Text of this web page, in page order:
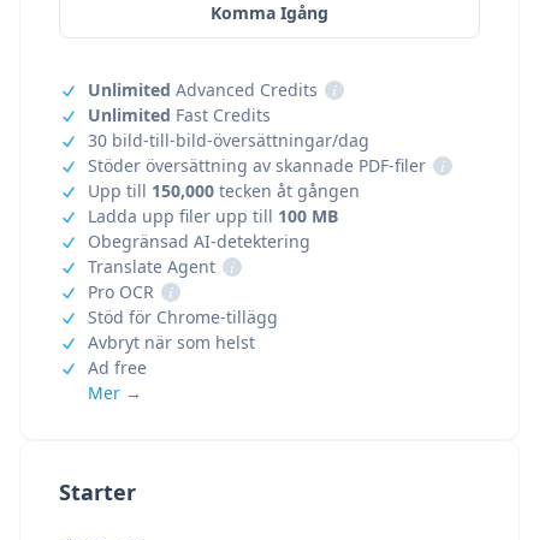
Starter
Komma Igång
Unlimited Advanced Credits
i
Unlimited Fast Credits
30 bild-till-bild-översättningar/dag
Stöder översättning av skannade PDF-filer
i
Upp till 150,000 tecken åt gången
Ladda upp filer upp till 100 MB
Obegränsad AI-detektering
Translate Agent
i
Pro OCR
i
Stöd för Chrome-tillägg
Avbryt när som helst
Ad free
Mer →